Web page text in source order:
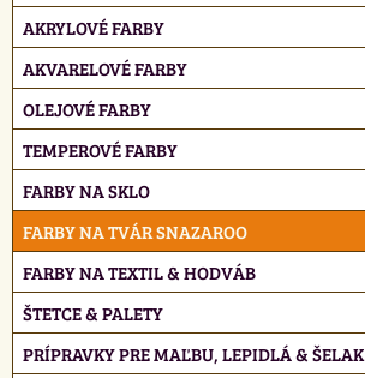
AKRYLOVÉ FARBY
AKVARELOVÉ FARBY
OLEJOVÉ FARBY
TEMPEROVÉ FARBY
FARBY NA SKLO
FARBY NA TVÁR SNAZAROO
FARBY NA TEXTIL & HODVÁB
ŠTETCE & PALETY
PRÍPRAVKY PRE MAĽBU, LEPIDLÁ & ŠELAK